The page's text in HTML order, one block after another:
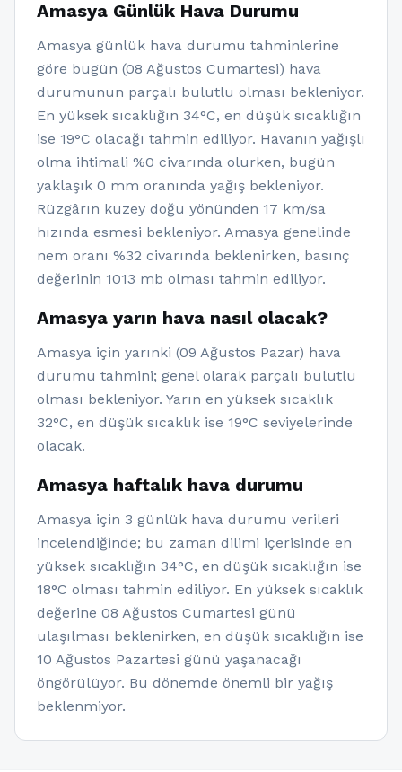
Amasya Günlük Hava Durumu
Amasya günlük hava durumu tahminlerine
göre bugün (08 Ağustos Cumartesi) hava
durumunun parçalı bulutlu olması bekleniyor.
En yüksek sıcaklığın 34°C, en düşük sıcaklığın
ise 19°C olacağı tahmin ediliyor. Havanın yağışlı
olma ihtimali %0 civarında olurken, bugün
yaklaşık 0 mm oranında yağış bekleniyor.
Rüzgârın kuzey doğu yönünden 17 km/sa
hızında esmesi bekleniyor. Amasya genelinde
nem oranı %32 civarında beklenirken, basınç
değerinin 1013 mb olması tahmin ediliyor.
Amasya yarın hava nasıl olacak?
Amasya için yarınki (09 Ağustos Pazar) hava
durumu tahmini; genel olarak parçalı bulutlu
olması bekleniyor. Yarın en yüksek sıcaklık
32°C, en düşük sıcaklık ise 19°C seviyelerinde
olacak.
Amasya haftalık hava durumu
Amasya için 3 günlük hava durumu verileri
incelendiğinde; bu zaman dilimi içerisinde en
yüksek sıcaklığın 34°C, en düşük sıcaklığın ise
18°C olması tahmin ediliyor. En yüksek sıcaklık
değerine 08 Ağustos Cumartesi günü
ulaşılması beklenirken, en düşük sıcaklığın ise
10 Ağustos Pazartesi günü yaşanacağı
öngörülüyor. Bu dönemde önemli bir yağış
beklenmiyor.